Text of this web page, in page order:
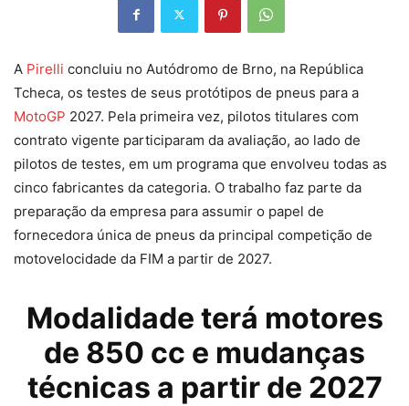
A Pirelli concluiu no Autódromo de Brno, na República
Tcheca, os testes de seus protótipos de pneus para a
MotoGP 2027. Pela primeira vez, pilotos titulares com
contrato vigente participaram da avaliação, ao lado de
pilotos de testes, em um programa que envolveu todas as
cinco fabricantes da categoria. O trabalho faz parte da
preparação da empresa para assumir o papel de
fornecedora única de pneus da principal competição de
motovelocidade da FIM a partir de 2027.
Modalidade terá motores
de 850 cc e mudanças
técnicas a partir de 2027